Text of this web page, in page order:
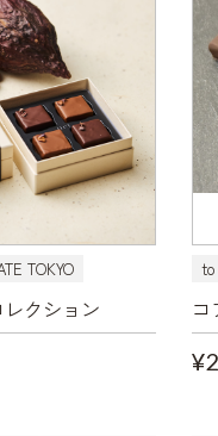
TOKYO
クション
to
コ